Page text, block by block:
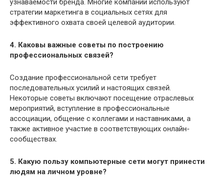
узнаваемости бренда. Многие компании используют
стратегии маркетинга в социальных сетях для
эффективного охвата своей целевой аудитории.
4. Каковы важные советы по построению
профессиональных связей?
Создание профессиональной сети требует
последовательных усилий и настоящих связей.
Некоторые советы включают посещение отраслевых
мероприятий, вступление в профессиональные
ассоциации, общение с коллегами и наставниками, а
также активное участие в соответствующих онлайн-
сообществах.
5. Какую пользу компьютерные сети могут принести
людям на личном уровне?